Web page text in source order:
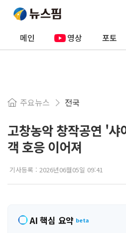
메인 영상 포토
주요뉴스 전국
고창농악 창작공연 '샤
객 호응 이어져
기사등록 : 2026년06월05일 09:41
AI 핵심 요약 beta